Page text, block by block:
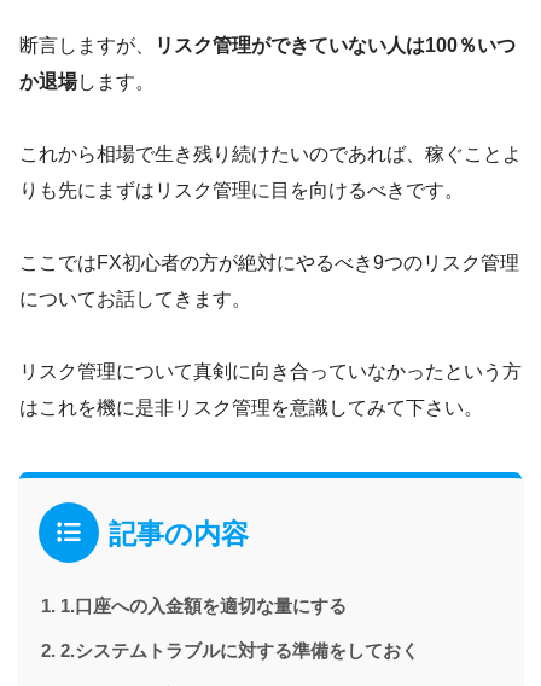
断言しますが、
リスク管理ができていない人は100％いつ
か退場します。
これから相場で生き残り続けたいのであれば、稼ぐことよ
りも先にまずはリスク管理に目を向けるべきです。
ここではFX初心者の方が絶対にやるべき9つのリスク管理
についてお話してきます。
リスク管理について真剣に向き合っていなかったという方
はこれを機に是非リスク管理を意識してみて下さい。
記事の内容
1.口座への入金額を適切な量にする
2.システムトラブルに対する準備をしておく